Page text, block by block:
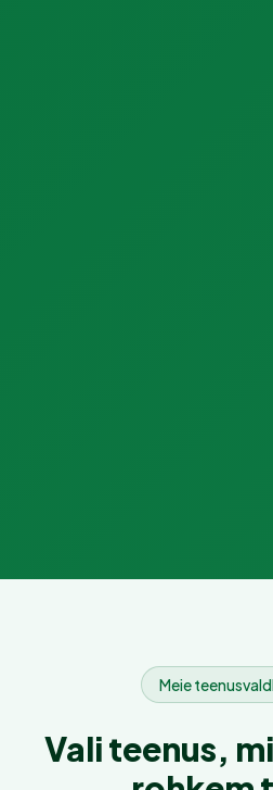
Meie
Vali teenus,